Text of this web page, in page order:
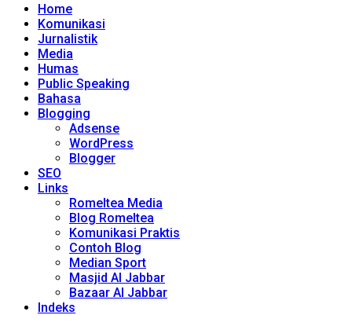
Home
Komunikasi
Jurnalistik
Media
Humas
Public Speaking
Bahasa
Blogging
Adsense
WordPress
Blogger
SEO
Links
Romeltea Media
Blog Romeltea
Komunikasi Praktis
Contoh Blog
Median Sport
Masjid Al Jabbar
Bazaar Al Jabbar
Indeks